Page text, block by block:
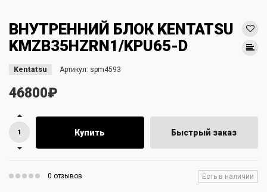
ВНУТРЕННИЙ БЛОК KENTATSU
KMZB35HZRN1/KPU65-D
Kentatsu Артикул: spm4593
46800₽
Купить Быстрый заказ
0 отзывов Есть в наличии